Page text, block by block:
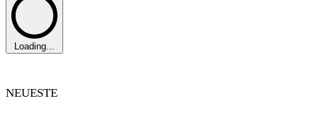
Loading...
NEUESTE